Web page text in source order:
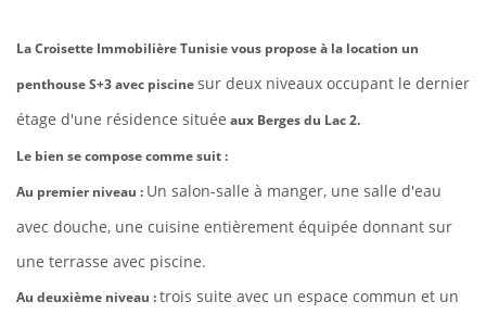
La Croisette Immobilière Tunisie vous propose à la location un
penthouse S+3 avec piscinesur deux niveaux occupant le dernier
étage d'une résidence située aux Berges du Lac 2.
Le bien se compose comme suit :
Au premier niveau : Un salon-salle à manger, une salle d'eau
avec douche, une cuisine entièrement équipée donnant sur
une terrasse avec piscine.
Au deuxième niveau :trois suite avec un espace commun et un